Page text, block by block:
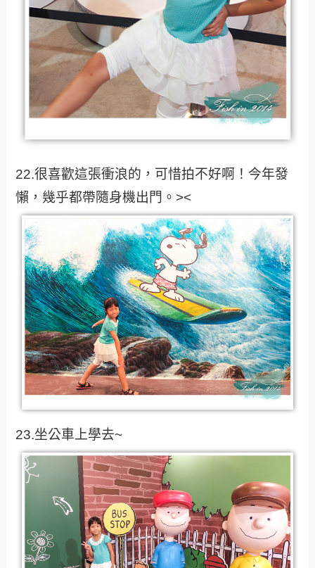
22.很喜歡這張衝浪的，可惜拍不好啊！今年發
懶，幾乎都帶隨身機出門。><
23.坐公車上學去~